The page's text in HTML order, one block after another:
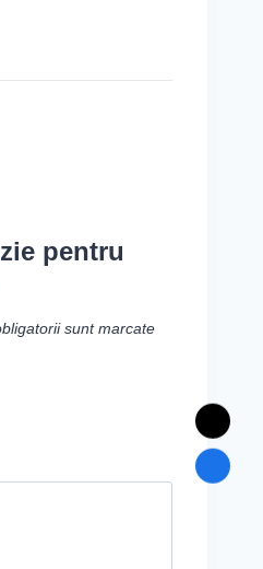
pentru
sunt marcate